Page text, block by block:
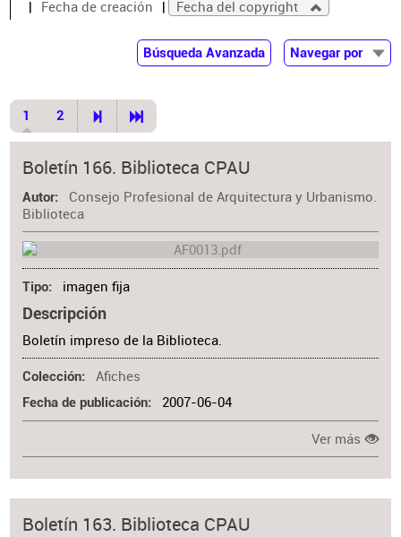
Fecha de creación
Fecha del copyright
Búsqueda Avanzada
Navegar por
1 2
Boletín 166. Biblioteca CPAU
Autor
Consejo Profesional de Arquitectura y Urbanismo.
Biblioteca
Tipo imagen fija
Descripción
Boletín impreso de la Biblioteca.
Colección Afiches
Fecha de publicación 2007-06-04
Ver más
Boletín 163. Biblioteca CPAU